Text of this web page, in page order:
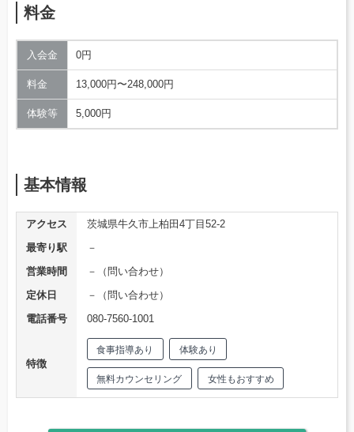
料金
入会金 0円
料金 13,000円〜248,000円
体験等 5,000円
基本情報
アクセス
茨城県牛久市上柏田4丁目52-2
最寄り駅
－
営業時間
－（問い合わせ）
定休日
－（問い合わせ）
電話番号
080-7560-1001
特徴
食事指導あり 体験あり
無料カウンセリング 女性もおすすめ